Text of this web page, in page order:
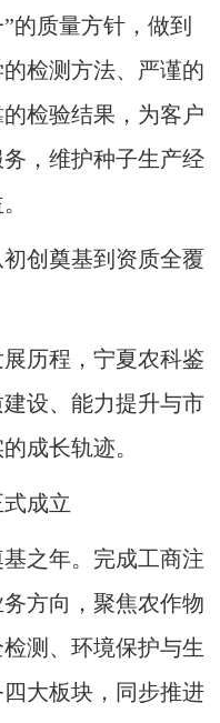
的质量方针，做到
检测方法、严谨的
检验结果，为客户
，维护种子生产经
创奠基到资质全覆
历程，宁夏农科鉴
设、能力提升与市
成长轨迹。
成立
之年。完成工商注
方向，聚焦农作物
测、环境保护与生
大板块，同步推进